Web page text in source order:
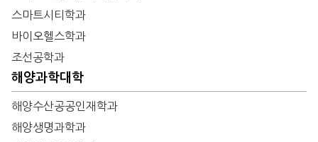
스마트시티학과
바이오헬스학과
조선공학과
해양과학대학
해양수산공공인재학과
해양생명과학과